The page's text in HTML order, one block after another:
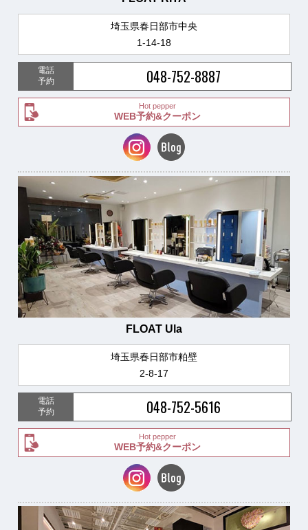
埼玉県春日部市中央
1-14-18
電話
予約
048-752-8887
Hot pepper
WEB予約&クーポン
FLOAT Ula
埼玉県春日部市粕壁
2-8-17
電話
予約
048-752-5616
Hot pepper
WEB予約&クーポン